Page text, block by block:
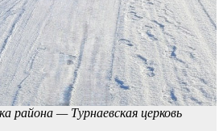
района — Турнаевская церковь